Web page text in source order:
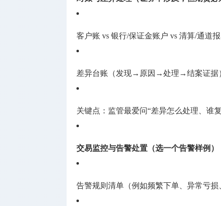
客户账 vs 银行/保证金账户 vs 清算/通道
差异台账（发现→原因→处理→结案证据
关键点：监管最爱问“差异怎么处理、谁
交易监控与告警处置（选一个告警样例）
告警规则清单（例如频繁下单、异常亏